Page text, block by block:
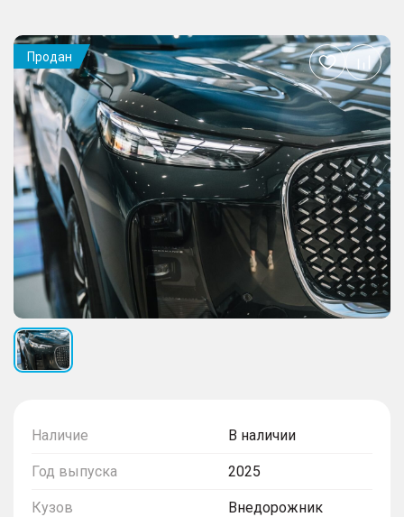
Наличие В наличии
Год выпуска 2025
Кузов Внедорожник
Продан
Добавить
в
избранное